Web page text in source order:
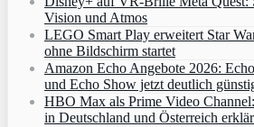
Vision und Atmos
LEGO Smart Play erweitert Star
ohne Bildschirm startet
Amazon Echo Angebote 2026:
und Echo Show jetzt deutlich
HBO Max als Prime Video
in Deutschland und Österreich